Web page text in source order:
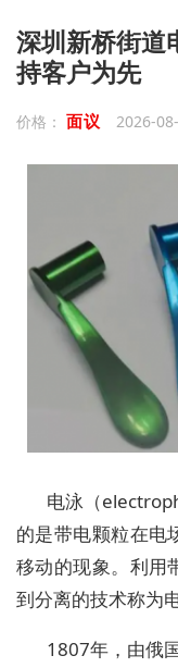
深圳新桥街道
持客户为先
价格： 面议 2026-
电泳（
的是带电颗粒在电
移动的现象。利用
到分离的技术称为
1807年，由俄